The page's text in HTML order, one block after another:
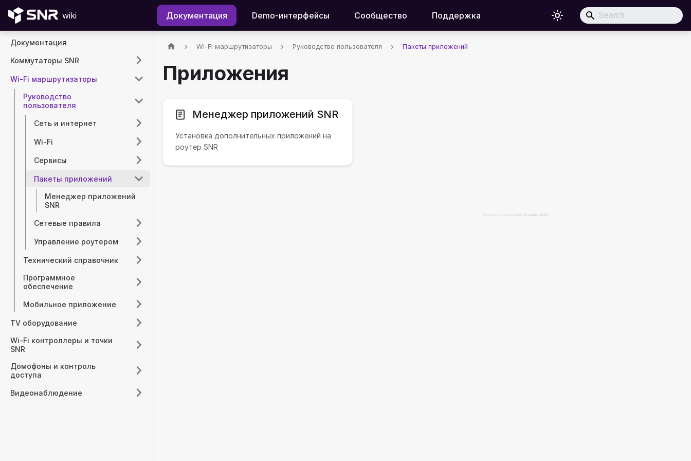
wiki Документация Demo-интерфейсы Сообщество Поддержка
Документация
Коммутаторы SNR
Wi-Fi маршрутизаторы
Руководство
пользователя
Сеть и интернет
Wi-Fi
Сервисы
Пакеты приложений
Менеджер приложений
SNR
Сетевые правила
Управление роутером
Технический справочник
Программное
обеспечение
Мобильное приложение
TV оборудование
Wi-Fi контроллеры и точки
SNR
Домофоны и контроль
доступа
Видеонаблюдение
Wi-Fi маршрутизаторы Руководство пользователя Пакеты приложений
Приложения
Менеджер приложений SNR
Установка дополнительных приложений на
роутер SNR
Последнее обновление 25 февр. 2026 г.